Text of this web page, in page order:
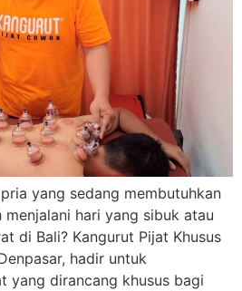
yang sedang membutuhkan
hari yang sibuk atau
di Bali? Kangurut Pijat Khusus
hadir untuk
yang dirancang khusus bagi